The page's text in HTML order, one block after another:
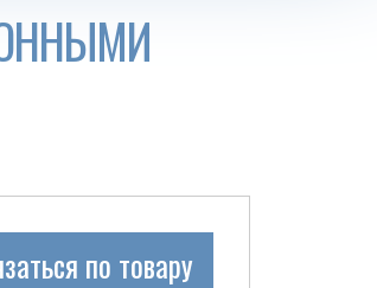
по товару